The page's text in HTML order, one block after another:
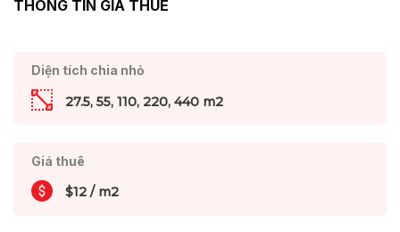
THÔNG TIN GIÁ THUÊ
Diện tích chia nhỏ
27.5, 55, 110, 220, 440 m2
Giá thuê
$12 / m2